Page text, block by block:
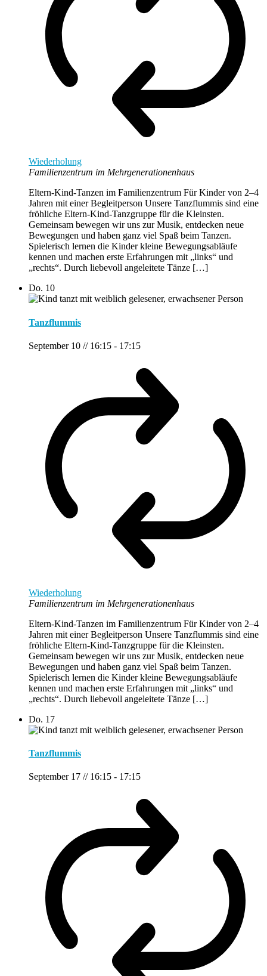
Wiederholung
Familienzentrum im Mehrgenerationenhaus
Eltern-Kind-Tanzen im Familienzentrum Für Kinder von 2–4
Jahren mit einer Begleitperson Unsere Tanzflummis sind eine
fröhliche Eltern-Kind-Tanzgruppe für die Kleinsten.
Gemeinsam bewegen wir uns zur Musik, entdecken neue
Bewegungen und haben ganz viel Spaß beim Tanzen.
Spielerisch lernen die Kinder kleine Bewegungsabläufe
kennen und machen erste Erfahrungen mit „links“ und
„rechts“. Durch liebevoll angeleitete Tänze […]
Do. 10
Tanzflummis
September 10 // 16:15 - 17:15
Wiederholung
Familienzentrum im Mehrgenerationenhaus
Eltern-Kind-Tanzen im Familienzentrum Für Kinder von 2–4
Jahren mit einer Begleitperson Unsere Tanzflummis sind eine
fröhliche Eltern-Kind-Tanzgruppe für die Kleinsten.
Gemeinsam bewegen wir uns zur Musik, entdecken neue
Bewegungen und haben ganz viel Spaß beim Tanzen.
Spielerisch lernen die Kinder kleine Bewegungsabläufe
kennen und machen erste Erfahrungen mit „links“ und
„rechts“. Durch liebevoll angeleitete Tänze […]
Do. 17
Tanzflummis
September 17 // 16:15 - 17:15